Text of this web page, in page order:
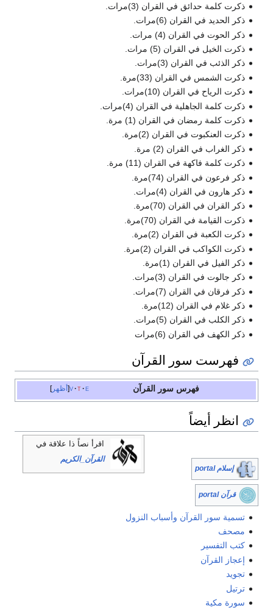
ذكرت كلمة حدائق في القران (3)مرات.
ذكر الحديد في القران (6)مرات.
ذكر الحوت في القران (4) مرات.
ذكرت الخيل في القران (5) مرات.
ذكر الذئب في القران (3)مرات.
ذكرت الشمس في القران (33)مرة.
ذكرت الرياح في القران (10)مرات.
ذكرت كلمة الجاهلية في القران (4)مرات.
ذكرت كلمة رمضان في القران (1) مرة.
ذكرت العنكبوت في القران (2)مرة.
ذكر الغراب في القران (2) مرة.
ذكرت كلمة فاكهة في القران (11) مرة.
ذكر فرعون في القران (74)مرة.
ذكر هارون في القران (4)مرات.
ذكر القران في القران (70)مرة.
ذكرت القيامة في القران (70)مرة.
ذكرت الكعبة في القران (2)مرة.
ذكرت الكواكب في القران (2)مرة.
ذكر الفيل في القران (1)مرة.
ذكر جالوت في القران (3)مرات.
ذكر فرقان في القران (7)مرات.
ذكر غلام في القران (12)مرة.
ذكر الكلب في القران (5)مرات.
ذكر الكهف في القران (6)مرات
فهرست سور القرآن
أظهر v t e فهرس سور القرآن
انظر أيضاً
اقرأ نصاً ذا علاقة في
القرآن_الكريم
إسلام portal
قرآن portal
تسمية سور القرآن وأسباب النزول
مصحف
كتب التفسير
إعجاز القرآن
تجويد
ترتيل
سورة مكية